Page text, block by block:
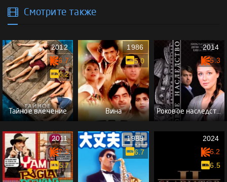
Смотрите также
Тайное влечение
2012
6.7
6.2
Вина
1986
5.0
Роковое наследство
2014
5.3
2011
7.3
5.7
1988
6.7
2024
6.2
6.5